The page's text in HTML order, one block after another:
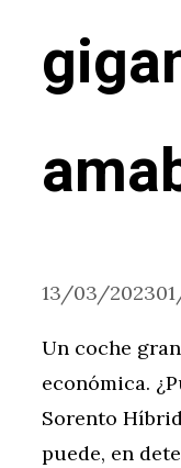
13/03/2023
Un coche
económica.
Sorento
puede, en